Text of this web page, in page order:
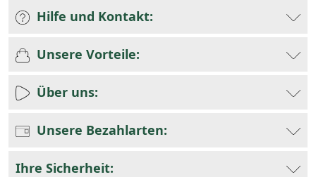
Hilfe und Kontakt:
Unsere Vorteile:
Über uns:
Unsere Bezahlarten:
Ihre Sicherheit: